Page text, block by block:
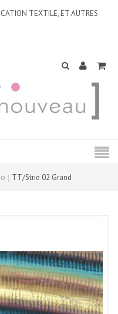
TEXTILE, ET AUTRES
TT/Strie 02 Grand